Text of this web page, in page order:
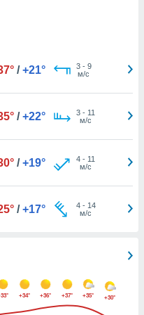
/ +21° 3- 9
м/с
/ +22° 3- 11
м/с
/ +19° 4- 11
м/с
/ +17° 4- 14
м/с
+34° +36° +37° +35° +30°